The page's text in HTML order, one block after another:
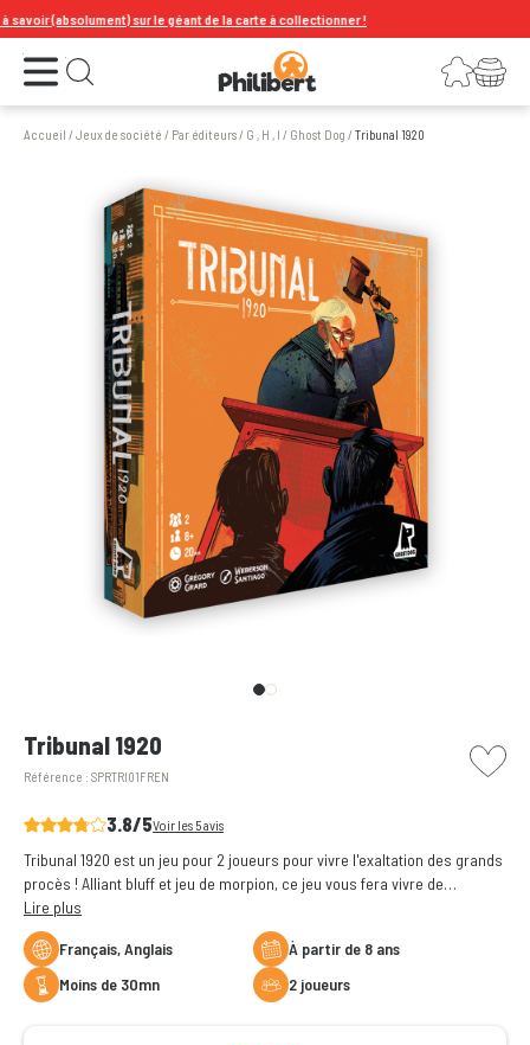
(absolument) sur le géant de la carte à collectionner !
Ouvrir le menu Ouvrir la recherche Connexion
Votre panier
Accueil /Jeux de société / Par éditeurs/ G , H , I / Ghost Dog /Tribunal 1920
Tribunal 1920
Référence : SPRTRI01FREN
picto
3.8/5Voir les 5 avis
Tribunal 1920 est un jeu pour 2 joueurs pour vivre l'exaltation des grands
procès ! Alliant bluff et jeu de morpion, ce jeu vous fera vivre de
l'intérieur des débats judiciaires.
Lire plus
Français, Anglais
à partir de 8 ans
moins de 30mn
2 joueurs